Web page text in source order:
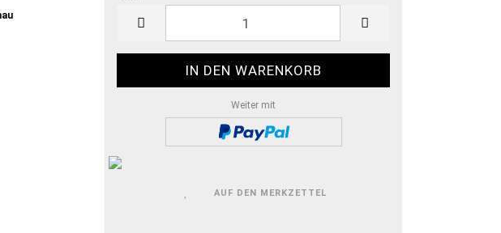
Stück
Weiter mit
AUF DEN MERKZETTEL